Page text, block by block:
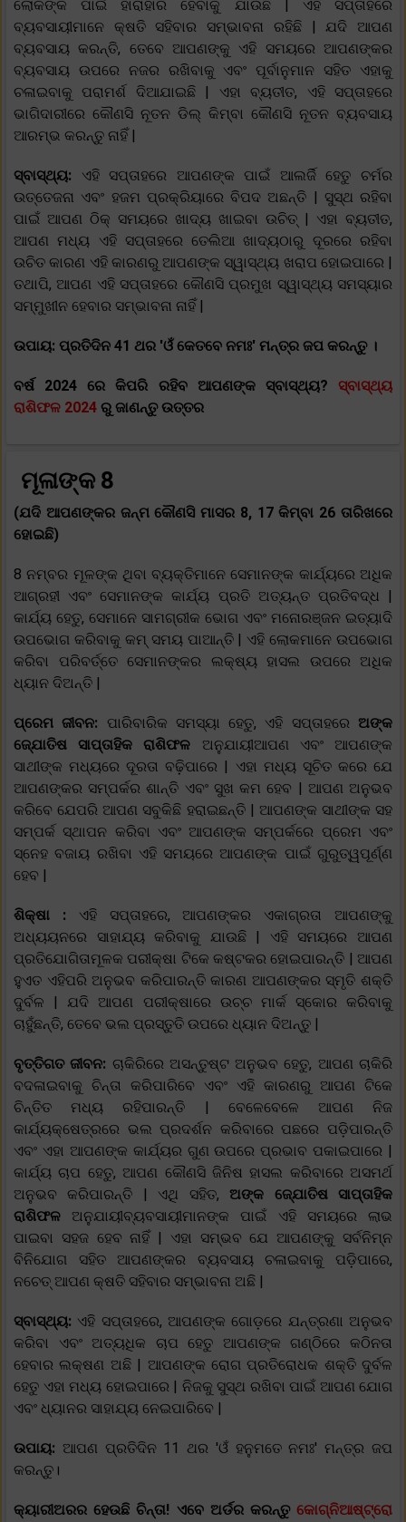
ଲୋକଙ୍କ ପାଇଁ ହାରାହାରି ହେବାକୁ ଯାଉଛି | ଏହି ସପ୍ତାହରେ
ବ୍ୟବସାୟୀମାନେ କ୍ଷତି ସହିବାର ସମ୍ଭାବନା ରହିଛି | ଯଦି ଆପଣ
ବ୍ୟବସାୟ କରନ୍ତି, ତେବେ ଆପଣଙ୍କୁ ଏହି ସମୟରେ ଆପଣଙ୍କର
ବ୍ୟବସାୟ ଉପରେ ନଜର ରଖିବାକୁ ଏବଂ ପୂର୍ବାନୁମାନ ସହିତ ଏହାକୁ
ଚଳାଇବାକୁ ପରାମର୍ଶ ଦିଆଯାଇଛି | ଏହା ବ୍ୟତୀତ, ଏହି ସପ୍ତାହରେ
ଭାଗିଦାରୀରେ କୌଣସି ନୂତନ ଡିଲ୍ କିମ୍ବା କୌଣସି ନୂତନ ବ୍ୟବସାୟ
ଆରମ୍ଭ କରନ୍ତୁ ନାହିଁ |
ସ୍ବାସ୍ଥ୍ୟ: ଏହି ସପ୍ତାହରେ ଆପଣଙ୍କ ପାଇଁ ଆଲର୍ଜି ହେତୁ ଚର୍ମର
ଉତ୍ତେଜନା ଏବଂ ହଜମ ପ୍ରକ୍ରିୟାରେ ବିପଦ ଅଛନ୍ତି | ସୁସ୍ଥ ରହିବା
ପାଇଁ ଆପଣ ଠିକ୍ ସମୟରେ ଖାଦ୍ୟ ଖାଇବା ଉଚିତ୍ | ଏହା ବ୍ୟତୀତ,
ଆପଣ ମଧ୍ୟ ଏହି ସପ୍ତାହରେ ତେଲିଆ ଖାଦ୍ୟଠାରୁ ଦୂରରେ ରହିବା
ଉଚିତ କାରଣ ଏହି କାରଣରୁ ଆପଣଙ୍କ ସ୍ୱାସ୍ଥ୍ୟ ଖରାପ ହୋଇପାରେ |
ତଥାପି, ଆପଣ ଏହି ସପ୍ତାହରେ କୌଣସି ପ୍ରମୁଖ ସ୍ୱାସ୍ଥ୍ୟ ସମସ୍ୟାର
ସମ୍ମୁଖୀନ ହେବାର ସମ୍ଭାବନା ନାହିଁ |
ଉପାୟ: ପ୍ରତିଦିନ 41 ଥର 'ଓଁ କେତବେ ନମଃ' ମନ୍ତ୍ର ଜପ କରନ୍ତୁ ।
ବର୍ଷ 2024 ରେ କିପରି ରହିବ ଆପଣଙ୍କ ସ୍ବାସ୍ଥ୍ୟ? ସ୍ବାସ୍ଥ୍ୟ
ରାଶିଫଳ 2024 ରୁ ଜାଣନ୍ତୁ ଉତ୍ତର
ମୂଳାଙ୍କ 8
(ଯଦି ଆପଣଙ୍କର ଜନ୍ମ କୌଣସି ମାସର 8, 17 କିମ୍ବା 26 ତାରିଖରେ
ହୋଇଛି)
8 ନମ୍ବର ମୂଳଙ୍କ ଥିବା ବ୍ୟକ୍ତିମାନେ ସେମାନଙ୍କ କାର୍ଯ୍ୟରେ ଅଧିକ
ଆଗ୍ରହୀ ଏବଂ ସେମାନଙ୍କ କାର୍ଯ୍ୟ ପ୍ରତି ଅତ୍ୟନ୍ତ ପ୍ରତିବଦ୍ଧ |
କାର୍ଯ୍ୟ ହେତୁ, ସେମାନେ ସାମଗ୍ରୀକ ଭୋଗ ଏବଂ ମନୋରଞ୍ଜନ ଇତ୍ୟାଦି
ଉପଭୋଗ କରିବାକୁ କମ୍ ସମୟ ପାଆନ୍ତି | ଏହି ଲୋକମାନେ ଉପଭୋଗ
କରିବା ପରିବର୍ତ୍ତେ ସେମାନଙ୍କର ଲକ୍ଷ୍ୟ ହାସଲ ଉପରେ ଅଧିକ
ଧ୍ୟାନ ଦିଅନ୍ତି |
ପ୍ରେମ ଜୀବନ: ପାରିବାରିକ ସମସ୍ୟା ହେତୁ, ଏହି ସପ୍ତାହରେ ଅଙ୍କ
ଜ୍ଯୋତିଷ ସାପ୍ତାହିକ ରାଶିଫଳ ଅନୁଯାୟୀଆପଣ ଏବଂ ଆପଣଙ୍କ
ସାଥୀଙ୍କ ମଧ୍ୟରେ ଦୂରତା ବଢ଼ିପାରେ | ଏହା ମଧ୍ୟ ସୂଚିତ କରେ ଯେ
ଆପଣଙ୍କର ସମ୍ପର୍କର ଶାନ୍ତି ଏବଂ ସୁଖ କମ ହେବ | ଆପଣ ଅନୁଭବ
କରିବେ ଯେପରି ଆପଣ ସବୁକିଛି ହରାଇଛନ୍ତି | ଆପଣଙ୍କ ସାଥୀଙ୍କ ସହ
ସମ୍ପର୍କ ସ୍ଥାପନ କରିବା ଏବଂ ଆପଣଙ୍କ ସମ୍ପର୍କରେ ପ୍ରେମ ଏବଂ
ସ୍ନେହ ବଜାୟ ରଖିବା ଏହି ସମୟରେ ଆପଣଙ୍କ ପାଇଁ ଗୁରୁତ୍ୱପୂର୍ଣ୍ଣ
ହେବ |
ଶିକ୍ଷା : ଏହି ସପ୍ତାହରେ, ଆପଣଙ୍କର ଏକାଗ୍ରତା ଆପଣଙ୍କୁ
ଅଧ୍ୟୟନରେ ସାହାଯ୍ୟ କରିବାକୁ ଯାଉଛି | ଏହି ସମୟରେ ଆପଣ
ପ୍ରତିଯୋଗିତାମୂଳକ ପରୀକ୍ଷା ଟିକେ କଷ୍ଟକର ହୋଇପାରନ୍ତି | ଆପଣ
ହୁଏତ ଏହିପରି ଅନୁଭବ କରିପାରନ୍ତି କାରଣ ଆପଣଙ୍କର ସ୍ମୃତି ଶକ୍ତି
ଦୁର୍ବଳ | ଯଦି ଆପଣ ପରୀକ୍ଷାରେ ଉଚ୍ଚ ମାର୍କ ସ୍କୋର କରିବାକୁ
ଚାହୁଁଛନ୍ତି, ତେବେ ଭଲ ପ୍ରସ୍ତୁତି ଉପରେ ଧ୍ୟାନ ଦିଅନ୍ତୁ |
ବୃତ୍ତିଗତ ଜୀବନ: ଚାକିରିରେ ଅସନ୍ତୁଷ୍ଟ ଅନୁଭବ ହେତୁ, ଆପଣ ଚାକିରି
ବଦଳାଇବାକୁ ଚିନ୍ତା କରିପାରିବେ ଏବଂ ଏହି କାରଣରୁ ଆପଣ ଟିକେ
ଚିନ୍ତିତ ମଧ୍ୟ ରହିପାରନ୍ତି | ବେଳେବେଳେ ଆପଣ ନିଜ
କାର୍ଯ୍ୟକ୍ଷେତ୍ରରେ ଭଲ ପ୍ରଦର୍ଶନ କରିବାରେ ପଛରେ ପଡ଼ିପାରନ୍ତି
ଏବଂ ଏହା ଆପଣଙ୍କ କାର୍ଯ୍ୟର ଗୁଣ ଉପରେ ପ୍ରଭାବ ପକାଇପାରେ |
କାର୍ଯ୍ୟ ଚାପ ହେତୁ, ଆପଣ କୌଣସି ଜିନିଷ ହାସଲ କରିବାରେ ଅସମର୍ଥ
ଅନୁଭବ କରିପାରନ୍ତି | ଏଥି ସହିତ, ଅଙ୍କ ଜ୍ଯୋତିଷ ସାପ୍ତାହିକ
ରାଶିଫଳ ଅନୁଯାୟୀବ୍ୟବସାୟୀମାନଙ୍କ ପାଇଁ ଏହି ସମୟରେ ଲାଭ
ପାଇବା ସହଜ ହେବ ନାହିଁ | ଏହା ସମ୍ଭବ ଯେ ଆପଣଙ୍କୁ ସର୍ବନିମ୍ନ
ବିନିଯୋଗ ସହିତ ଆପଣଙ୍କର ବ୍ୟବସାୟ ଚଳାଇବାକୁ ପଡ଼ିପାରେ,
ନଚେତ୍ ଆପଣ କ୍ଷତି ସହିବାର ସମ୍ଭାବନା ଅଛି |
ସ୍ବାସ୍ଥ୍ୟ: ଏହି ସପ୍ତାହରେ, ଆପଣଙ୍କ ଗୋଡ଼ରେ ଯନ୍ତ୍ରଣା ଅନୁଭବ
କରିବା ଏବଂ ଅତ୍ୟଧିକ ଚାପ ହେତୁ ଆପଣଙ୍କ ଗଣ୍ଠିରେ କଠିନତା
ହେବାର ଲକ୍ଷଣ ଅଛି | ଆପଣଙ୍କ ରୋଗ ପ୍ରତିରୋଧକ ଶକ୍ତି ଦୁର୍ବଳ
ହେତୁ ଏହା ମଧ୍ୟ ହୋଇପାରେ | ନିଜକୁ ସୁସ୍ଥ ରଖିବା ପାଇଁ ଆପଣ ଯୋଗ
ଏବଂ ଧ୍ୟାନର ସାହାଯ୍ୟ ନେଇପାରିବେ |
ଉପାୟ: ଆପଣ ପ୍ରତିଦିନ 11 ଥର 'ଓଁ ହନୁମତେ ନମଃ' ମନ୍ତ୍ର ଜପ
କରନ୍ତୁ।
କ୍ୟାରୀଅରର ହେଉଛି ଚିନ୍ତା! ଏବେ ଅର୍ଡର କରନ୍ତୁ କୋଗ୍ନିଆଷ୍ଟ୍ରୋ